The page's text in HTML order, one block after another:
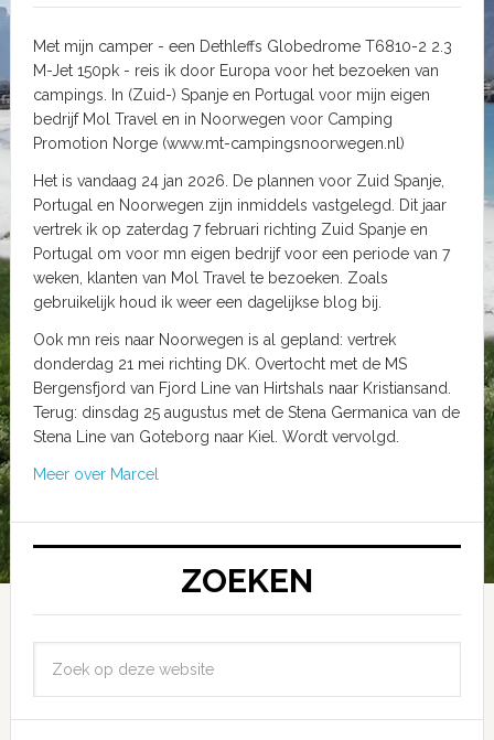
Met mijn camper - een Dethleffs Globedrome T6810-2 2.3
M-Jet 150pk - reis ik door Europa voor het bezoeken van
campings. In (Zuid-) Spanje en Portugal voor mijn eigen
bedrijf Mol Travel en in Noorwegen voor Camping
Promotion Norge (www.mt-campingsnoorwegen.nl)
Het is vandaag 24 jan 2026. De plannen voor Zuid Spanje,
Portugal en Noorwegen zijn inmiddels vastgelegd. Dit jaar
vertrek ik op zaterdag 7 februari richting Zuid Spanje en
Portugal om voor mn eigen bedrijf voor een periode van 7
weken, klanten van Mol Travel te bezoeken. Zoals
gebruikelijk houd ik weer een dagelijkse blog bij.
Ook mn reis naar Noorwegen is al gepland: vertrek
donderdag 21 mei richting DK. Overtocht met de MS
Bergensfjord van Fjord Line van Hirtshals naar Kristiansand.
Terug: dinsdag 25 augustus met de Stena Germanica van de
Stena Line van Goteborg naar Kiel. Wordt vervolgd.
Meer over Marcel
ZOEKEN